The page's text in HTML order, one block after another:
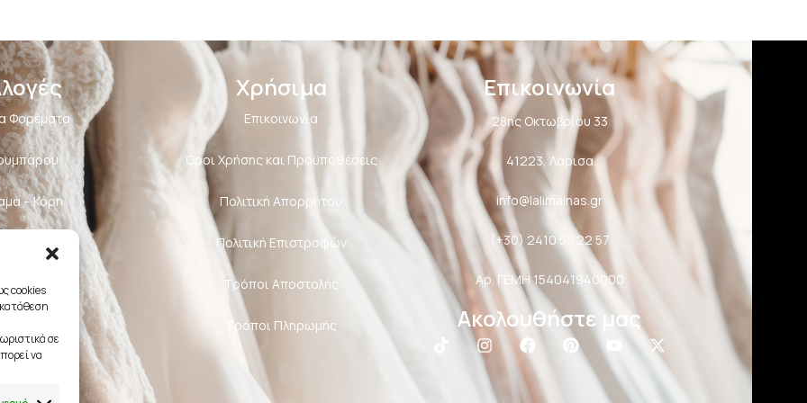
cookies
σε
να
Φορέματα
– Κόρη
Χρήσιμα
Επικοινωνία
Όροι Χρήσης και Προϋποθέσεις
Πολιτική Aπορρήτου
Πολιτική Επιστροφών
Τρόποι Αποστολής
Τρόποι Πληρωμής
Επικοινωνία
28ης Οκτωβρίου 33
41223, Λάρισα
info@lalimainas.gr
(+30) 2410 55 22 57
Αρ. ΓΕΜΗ 154041940000
Ακολουθήστε μας